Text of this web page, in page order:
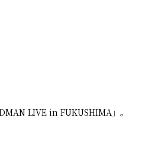
LIVE in FUKUSHIMA」。